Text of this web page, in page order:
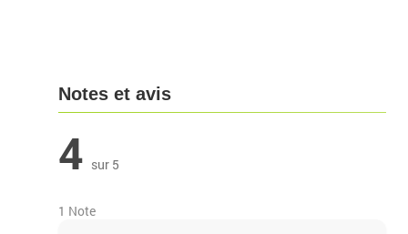
Notes et avis
4 sur 5
1 Note